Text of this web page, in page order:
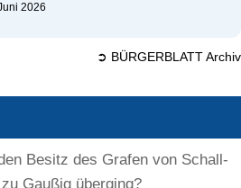
2026
➲ BÜRGERBLATT Archiv
Besitz des Grafen von Schall-
Gaußig überging?